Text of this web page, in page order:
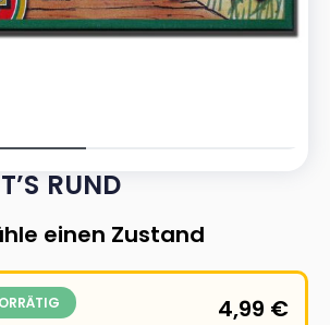
RUND
einen Zustand
4,99 €